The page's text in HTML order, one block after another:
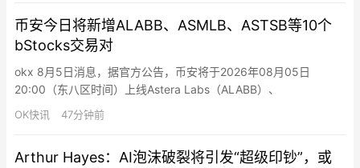
2025年底的16.4亿美元降至…
币安今日将新增ALABB、ASMLB、ASTSB等10个
bStocks交易对
okx 8月5日消息，据官方公告，币安将于2026年08月05日
20:00（东八区时间）上线Astera Labs（ALABB）、
ASML（ASMLB）、AST SpaceMobile（ASTSB）、BitMine
Immersion Technologies（BMNRB）、Coherent（COHRB）、
OK快讯 47分钟前
Arthur Hayes：AI泡沫破裂将引发“超级印钞”，或